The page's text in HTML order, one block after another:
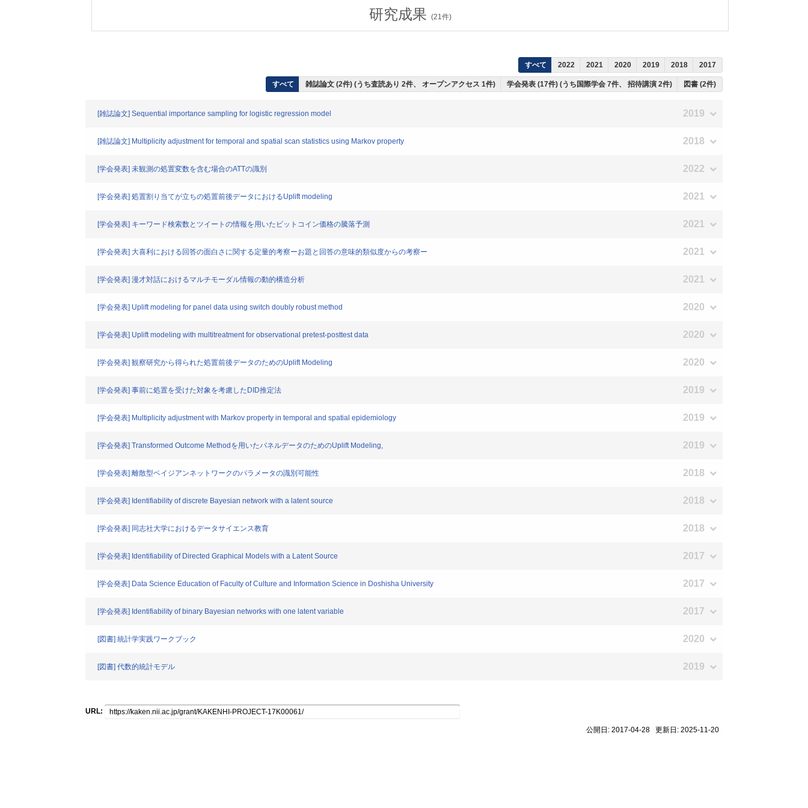
研究成果 (21件)
すべて 2022 2021 2020 2019 2018 2017
すべて 雑誌論文 (2件) (うち査読あり 2件、 オープンアクセス 1件) 学会発表 (17件) (うち国際学会 7件、 招待講演 2件) 図書 (2件)
[雑誌論文] Sequential importance sampling for logistic regression model 2019
[雑誌論文] Multiplicity adjustment for temporal and spatial scan statistics using Markov property 2018
[学会発表] 未観測の処置変数を含む場合のATTの識別 2022
[学会発表] 処置割り当てが立ちの処置前後データにおけるUplift modeling 2021
[学会発表] キーワード検索数とツイートの情報を用いたビットコイン価格の騰落予測 2021
[学会発表] 大喜利における回答の面白さに関する定量的考察ーお題と回答の意味的類似度からの考察ー 2021
[学会発表] 漫才対話におけるマルチモーダル情報の動的構造分析 2021
[学会発表] Uplift modeling for panel data using switch doubly robust method 2020
[学会発表] Uplift modeling with multitreatment for observational pretest-posttest data 2020
[学会発表] 観察研究から得られた処置前後データのためのUplift Modeling 2020
[学会発表] 事前に処置を受けた対象を考慮したDID推定法 2019
[学会発表] Multiplicity adjustment with Markov property in temporal and spatial epidemiology 2019
[学会発表] Transformed Outcome Methodを用いたパネルデータのためのUplift Modeling, 2019
[学会発表] 離散型ベイジアンネットワークのパラメータの識別可能性 2018
[学会発表] Identifiability of discrete Bayesian network with a latent source 2018
[学会発表] 同志社大学におけるデータサイエンス教育 2018
[学会発表] Identifiability of Directed Graphical Models with a Latent Source 2017
[学会発表] Data Science Education of Faculty of Culture and Information Science in Doshisha University 2017
[学会発表] Identifiability of binary Bayesian networks with one latent variable 2017
[図書] 統計学実践ワークブック 2020
[図書] 代数的統計モデル 2019
URL:
公開日: 2017-04-28 更新日: 2025-11-20